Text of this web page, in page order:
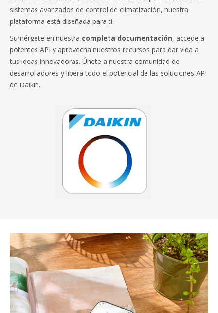
sistemas avanzados de control de climatización, nuestra
plataforma está diseñada para ti.
Sumérgete en nuestra completa documentación, accede a
potentes API y aprovecha nuestros recursos para dar vida a
tus ideas innovadoras. Únete a nuestra comunidad de
desarrolladores y libera todo el potencial de las soluciones API
de Daikin.